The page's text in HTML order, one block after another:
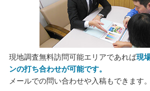
現地調査無料訪問可能エリアであれば現
ンの打ち合わせが可能です。
メールでの問い合わせや入稿もできます。